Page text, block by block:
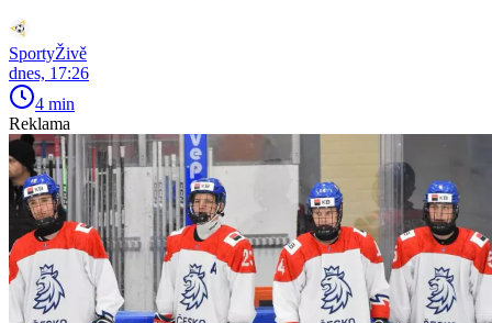
SportyŽivě
dnes, 17:26
4 min
Reklama